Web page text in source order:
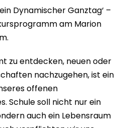
Dynamischer Ganztag‘ –
am Marion
zu entdecken, neuen oder
nachzugehen, ist ein
offenen
Schule soll nicht nur ein
auch ein Lebensraum